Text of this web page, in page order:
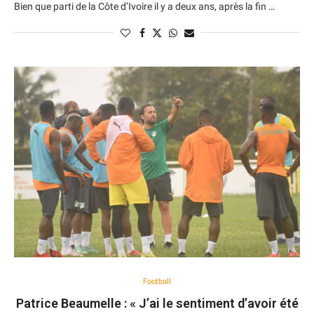
Bien que parti de la Côte d’Ivoire il y a deux ans, après la fin …
Football
Patrice Beaumelle : « J’ai le sentiment d’avoir été